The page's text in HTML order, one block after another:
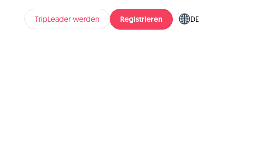
TripLeader werden Registrieren DE